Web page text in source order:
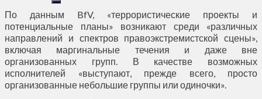
По данным BfV, «террористические проекты и
потенциальные планы» возникают среди «различных
направлений и спектров правоэкстремистской сцены»,
включая маргинальные течения и даже вне
организованных групп. В качестве возможных
исполнителей «выступают, прежде всего, просто
организованные небольшие группы или одиночки».